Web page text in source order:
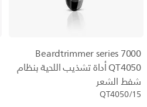
Beardtrimmer series 7000
QT4050 أداة تشذيب اللحية بنظام
شفط الشعر
QT4050/15